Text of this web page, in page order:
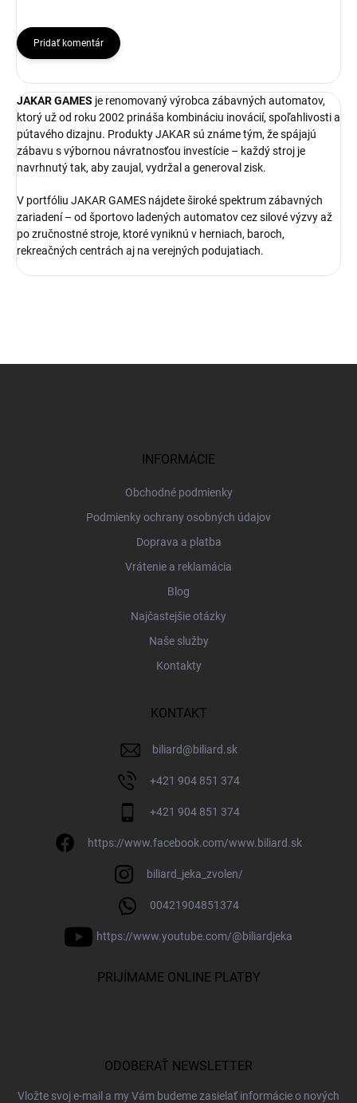
Pridať komentár
JAKAR GAMES je renomovaný výrobca zábavných automatov,
ktorý už od roku 2002 prináša kombináciu inovácií, spoľahlivosti a
pútavého dizajnu. Produkty JAKAR sú známe tým, že spájajú
zábavu s výbornou návratnosťou investície – každý stroj je
navrhnutý tak, aby zaujal, vydržal a generoval zisk.
V portfóliu JAKAR GAMES nájdete široké spektrum zábavných
zariadení – od športovo ladených automatov cez silové výzvy až
po zručnostné stroje, ktoré vyniknú v herniach, baroch,
rekreačných centrách aj na verejných podujatiach.
INFORMÁCIE
Obchodné podmienky
Podmienky ochrany osobných údajov
Doprava a platba
Vrátenie a reklamácia
Blog
Najčastejšie otázky
Naše služby
Kontakty
KONTAKT
biliard@biliard.sk
+421 904 851 374
+421 904 851 374
https://www.facebook.com/www.biliard.sk
biliard_jeka_zvolen/
00421904851374
https://www.youtube.com/@biliardjeka
PRIJÍMAME ONLINE PLATBY
ODOBERAŤ NEWSLETTER
Vložte svoj e-mail a my Vám budeme zasielať informácie o nových